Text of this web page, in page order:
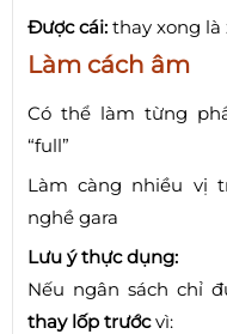
Được cái: thay xong là
Làm cách âm
Có thể làm từng
“full”
Làm càng nhiều vị
nghề gara
Lưu ý thực dụng:
Nếu ngân sách chỉ
thay lốp trướcvì: